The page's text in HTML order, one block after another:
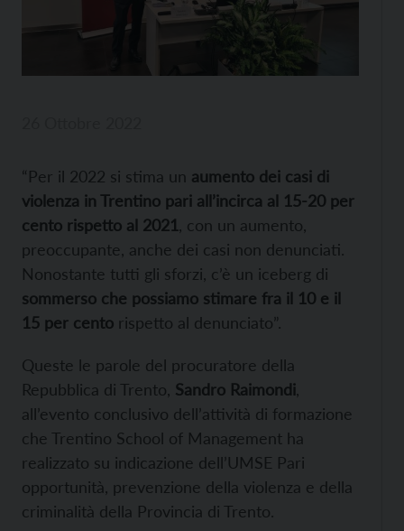
“Per il 2022 si stima un aumento dei casi di
violenza in Trentino pari all’incirca al 15-20 per
cento rispetto al 2021 , con un aumento,
preoccupante, anche dei casi non denunciati.
Nonostante tutti gli sforzi, c’è un iceberg di
sommerso che possiamo stimare fra il 10 e il
15 per cento rispetto al denunciato”.
Queste le parole del procuratore della
Repubblica di Trento, Sandro Raimondi
all’evento conclusivo dell’attività di formazione
che Trentino School of Management ha
realizzato su indicazione dell’UMSE Pari
opportunità, prevenzione della violenza e della
criminalità della Provincia di Trento.